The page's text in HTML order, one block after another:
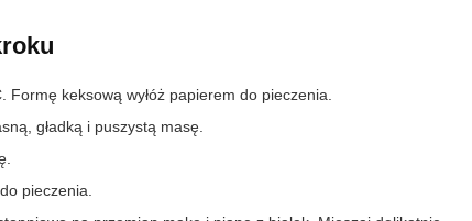
Formę keksową wyłóż papierem do pieczenia.
gładką i puszystą masę.
pieczenia.